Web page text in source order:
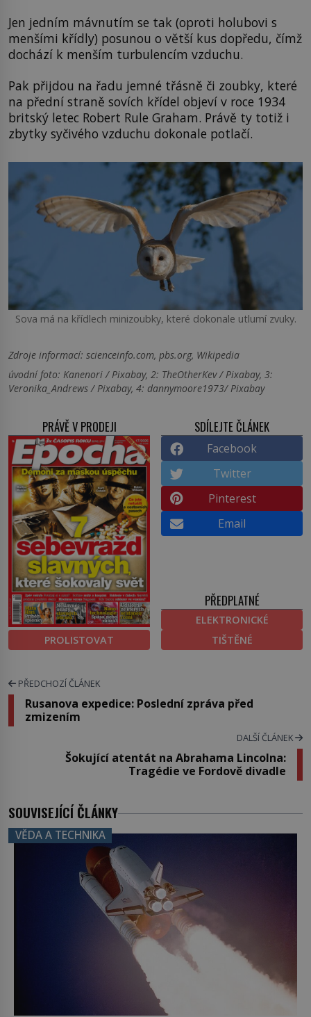
Jen jedním mávnutím se tak (oproti holubovi s
menšími křídly) posunou o větší kus dopředu, čímž
dochází k menším turbulencím vzduchu.
Pak přijdou na řadu jemné třásně či zoubky, které
na přední straně sovích křídel objeví v roce 1934
britský letec Robert Rule Graham. Právě ty totiž i
zbytky syčivého vzduchu dokonale potlačí.
Sova má na křídlech minizoubky, které dokonale utlumí zvuky.
Zdroje informací: scienceinfo.com, pbs.org, Wikipedia
úvodní foto: Kanenori / Pixabay, 2: TheOtherKev / Pixabay, 3:
Veronika_Andrews / Pixabay, 4: dannymoore1973/ Pixabay
PRÁVĚ V PRODEJI
PROLISTOVAT
SDÍLEJTE ČLÁNEK
Facebook
Twitter
Pinterest
Email
PŘEDPLATNÉ
ELEKTRONICKÉ
TIŠTĚNÉ
PŘEDCHOZÍ ČLÁNEK
Rusanova expedice: Poslední zpráva před
zmizením
DALŠÍ ČLÁNEK
Šokující atentát na Abrahama Lincolna:
Tragédie ve Fordově divadle
SOUVISEJÍCÍ ČLÁNKY
VĚDA A TECHNIKA